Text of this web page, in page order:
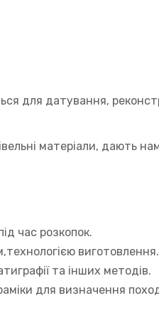
для датування,
матеріали, дають
час розкопок.
виготовлення.
та інших методів.
для визначення